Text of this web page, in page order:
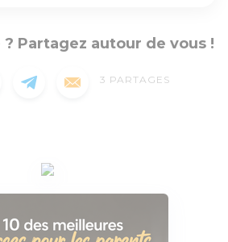
? Partagez autour de vous !
3 PARTAGES